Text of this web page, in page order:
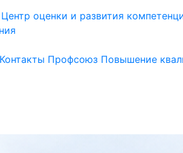
Центр оценки и развития
Контакты Профсоюз Повышение